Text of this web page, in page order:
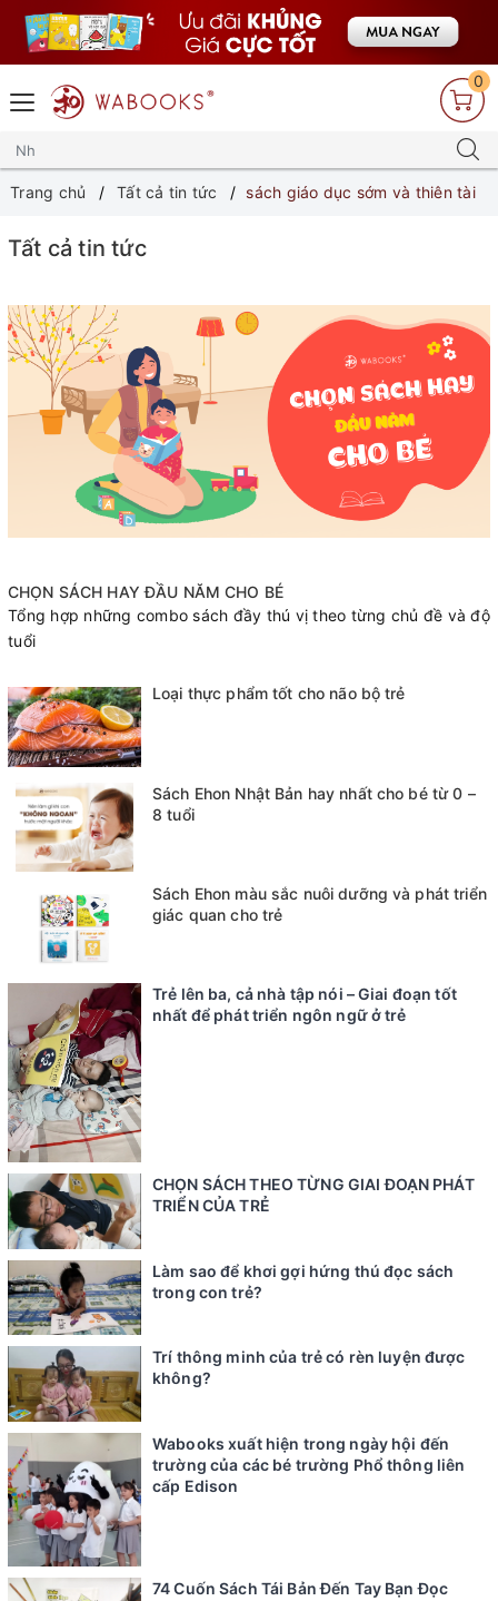
0
Trang chủ Tất cả tin tức sách giáo dục sớm và thiên tài
Tất cả tin tức
CHỌN SÁCH HAY ĐẦU NĂM CHO BÉ
Tổng hợp những combo sách đầy thú vị theo từng chủ đề và độ
tuổi
Loại thực phẩm tốt cho não bộ trẻ
Sách Ehon Nhật Bản hay nhất cho bé từ 0 –
8 tuổi
Sách Ehon màu sắc nuôi dưỡng và phát triển
giác quan cho trẻ
Trẻ lên ba, cả nhà tập nói – Giai đoạn tốt
nhất để phát triển ngôn ngữ ở trẻ
CHỌN SÁCH THEO TỪNG GIAI ĐOẠN PHÁT
TRIỂN CỦA TRẺ
Làm sao để khơi gợi hứng thú đọc sách
trong con trẻ?
Trí thông minh của trẻ có rèn luyện được
không?
Wabooks xuất hiện trong ngày hội đến
trường của các bé trường Phổ thông liên
cấp Edison
74 Cuốn Sách Tái Bản Đến Tay Bạn Đọc